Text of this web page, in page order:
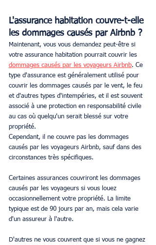
L'assurance habitation couvre-t-elle
les dommages causés par Airbnb ?
Maintenant, vous vous demandez peut-être si
votre assurance habitation pourrait couvrir les
dommages causés par les voyageurs Airbnb. Ce
type d'assurance est généralement utilisé pour
couvrir les dommages causés par le vent, le feu
et d'autres types d'intempéries, et il est souvent
associé à une protection en responsabilité civile
au cas où quelqu'un serait blessé sur votre
propriété.
Cependant, il ne couvre pas les dommages
causés par les voyageurs Airbnb, sauf dans des
circonstances très spécifiques.
Certaines assurances couvriront les dommages
causés par les voyageurs si vous louez
occasionnellement votre propriété. La limite
typique est de 90 jours par an, mais cela varie
d'un assureur à l'autre.
D'autres ne vous couvrent que si vous ne gagnez